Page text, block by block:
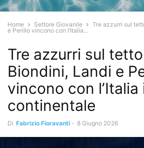
Home Settore Giovanile
Tre azzurri sul
e Perillo vincono con l’Italia...
Tre azzurri sul tetto
Biondini, Landi e
vincono con
continentale
Di Fabrizio Fioravanti - 8 Giugno 2026